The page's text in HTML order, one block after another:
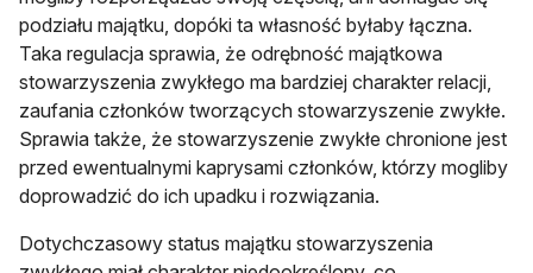
podziału majątku, dopóki ta własność byłaby łączna.
Taka regulacja sprawia, że odrębność majątkowa
stowarzyszenia zwykłego ma bardziej charakter relacji,
zaufania członków tworzących stowarzyszenie zwykłe.
Sprawia także, że stowarzyszenie zwykłe chronione jest
przed ewentualnymi kaprysami członków, którzy mogliby
doprowadzić do ich upadku i rozwiązania.
Dotychczasowy status majątku stowarzyszenia